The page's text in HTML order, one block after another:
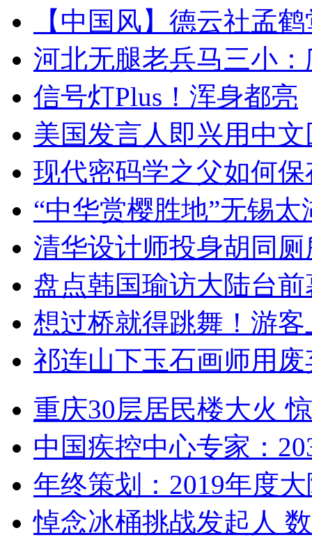
【中国风】德云社孟
河北无腿老兵马三小
信号灯Plus！浑身都亮
美国发言人即兴用中
现代密码学之父如何
“中华赏樱胜地”无锡
清华设计师投身胡同
盘点韩国瑜访大陆台
想过桥就得跳舞！游客
祁连山下玉石画师用
重庆30层居民楼大火
中国疾控中心专家：
年终策划：2019年度
悼念冰桶挑战发起人